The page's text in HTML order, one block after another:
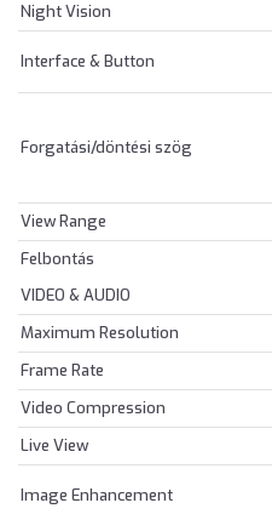
Night Vision
Interface & Button
Forgatási/döntési szög
View Range
Felbontás
VIDEO & AUDIO
Maximum Resolution
Frame Rate
Video Compression
Live View
Image Enhancement